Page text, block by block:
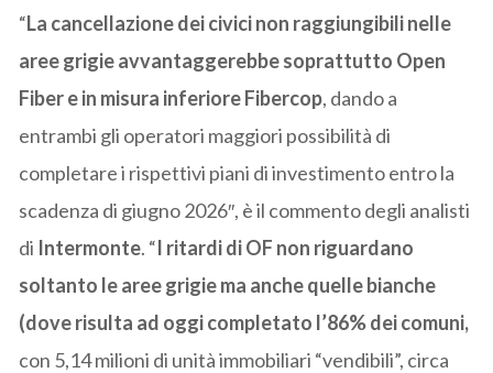
“La cancellazione dei civici non raggiungibili nelle
aree grigie avvantaggerebbe soprattutto Open
Fiber e in misura inferiore Fibercop, dando a
entrambi gli operatori maggiori possibilità di
completare i rispettivi piani di investimento entro la
scadenza di giugno 2026″, è il commento degli analisti
di Intermonte. “I ritardi di OF non riguardano
soltanto le aree grigie ma anche quelle bianche
(dove risulta ad oggi completato l’86% dei comuni,
con 5,14 milioni di unità immobiliari “vendibili”, circa